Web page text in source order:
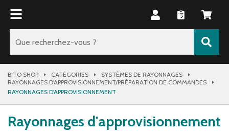
BITO SHOP CATÉGORIES
SYSTÈMES DE RAYONNAGES
RAYONNAGES D'APPROVISIONNEMENT/PRÉPARATION DE COMMANDES
RAYONNAGES D'APPROVISIONNEMENT
Rayonnages d'approvisionnement